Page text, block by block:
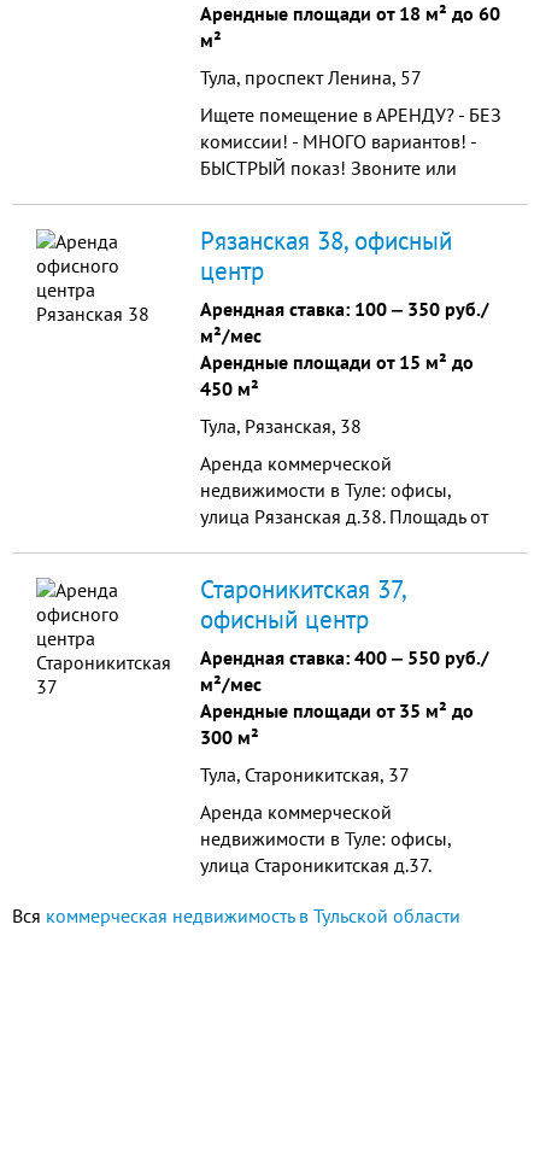
Арендные площади от 18 м² до 60
м²
Тула, проспект Ленина, 57
Ищете помещение в АРЕНДУ? - БЕЗ
комиссии! - МНОГО вариантов! -
БЫСТРЫЙ показ! Звоните или
проспект Ленина...
Рязанская 38, офисный
центр
Арендная ставка: 100 ‒ 350 руб./
м²/мес
Арендные площади от 15 м² до
450 м²
Тула, Рязанская, 38
Аренда коммерческой
недвижимости в Туле: офисы,
улица Рязанская д.38. Площадь от
Парковка для арендаторов и к...
Староникитская 37,
офисный центр
Арендная ставка: 400 ‒ 550 руб./
м²/мес
Арендные площади от 35 м² до
300 м²
Тула, Староникитская, 37
Аренда коммерческой
недвижимости в Туле: офисы,
улица Староникитская д.37.
Арендная ставка от 400 до 550руб/
Вся коммерческая недвижимость в Тульской области